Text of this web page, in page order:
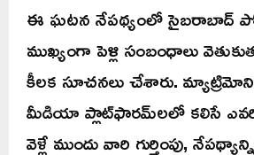
ఈ ఘటన నేపథ్యంలో సైబరాబాద్
ముఖ్యంగా పెళ్లి సంబంధాలు
కీలక సూచనలు చేశారు.
మీడియా ప్లాట్‌ఫారమ్‌లలో కలిసే
వెళ్లే ముందు వారి గుర్తింపు,